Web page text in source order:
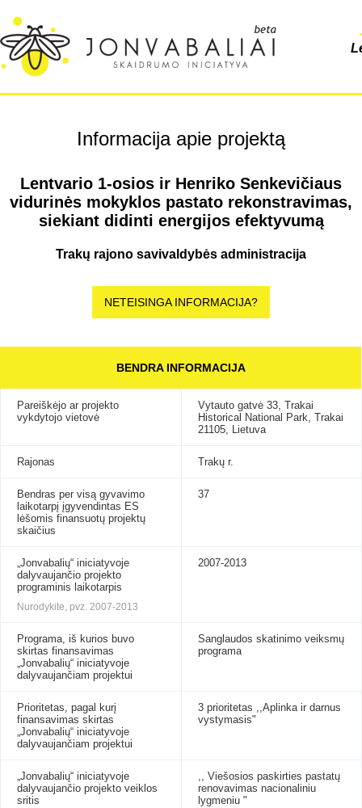
Informacija apie projektą
Lentvario 1-osios ir Henriko Senkevičiaus
vidurinės mokyklos pastato rekonstravimas,
siekiant didinti energijos efektyvumą
Trakų rajono savivaldybės administracija
NETEISINGA INFORMACIJA?
BENDRA INFORMACIJA
Pareiškėjo ar projekto
vykdytojo vietovė
Vytauto gatvė 33, Trakai
Historical National Park, Trakai
21105, Lietuva
Rajonas Trakų r.
Bendras per visą gyvavimo
laikotarpį įgyvendintas ES
lėšomis finansuotų projektų
skaičius
37
„Jonvabalių“ iniciatyvoje
dalyvaujančio projekto
programinis laikotarpis
Nurodykite, pvz. 2007-2013
2007-2013
Programa, iš kurios buvo
skirtas finansavimas
„Jonvabalių“ iniciatyvoje
dalyvaujančiam projektui
Sanglaudos skatinimo veiksmų
programa
Prioritetas, pagal kurį
finansavimas skirtas
„Jonvabalių“ iniciatyvoje
dalyvaujančiam projektui
3 prioritetas ,,Aplinka ir darnus
vystymasis"
„Jonvabalių“ iniciatyvoje
dalyvaujančio projekto veiklos
sritis
,, Viešosios paskirties pastatų
renovavimas nacionaliniu
lygmeniu "